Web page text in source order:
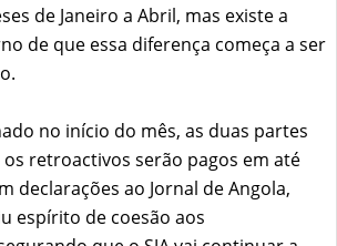
de Janeiro a Abril, mas existe a
de que essa diferença começa a ser
no início do mês, as duas partes
retroactivos serão pagos em até
declarações ao Jornal de Angola,
espírito de coesão aos